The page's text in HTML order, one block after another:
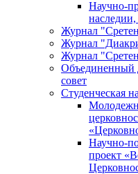
Научно-
наследии,
Журнал
Журнал
Журнал
Объединенный
совет
Студенческая
Научно-
проект